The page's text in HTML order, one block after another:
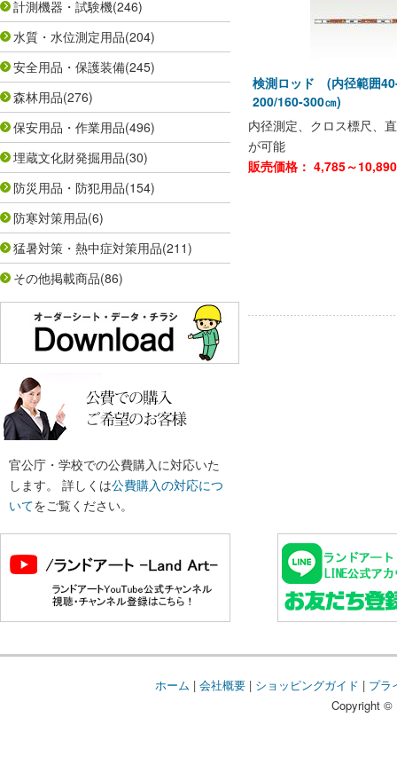
計測機器・試験機(246)
水質・水位測定用品(204)
安全用品・保護装備(245)
森林用品(276)
保安用品・作業用品(496)
埋蔵文化財発掘用品(30)
防災用品・防犯用品(154)
防寒対策用品(6)
猛暑対策・熱中症対策用品(211)
その他掲載商品(86)
官公庁・学校での公費購入に対応いた
します。 詳しくは公費購入の対応につ
いてをご覧ください。
検測ロッド (内径範囲
200/160-300㎝)
内径測定、クロス標尺、
が可能
販売価格： 4,785～10,890
ホーム | 会社概要| ショッピングガイド | プラ
Copyright ©